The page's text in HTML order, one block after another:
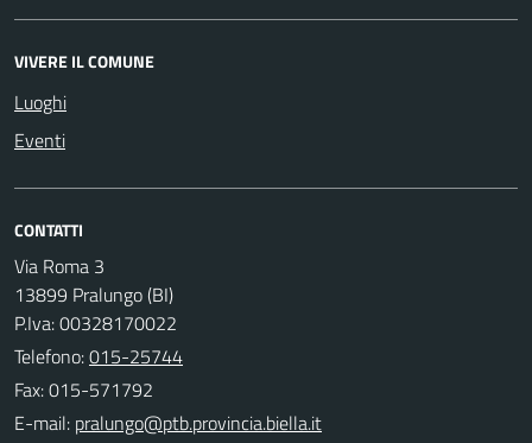
VIVERE IL COMUNE
Luoghi
Eventi
CONTATTI
Via Roma 3
13899 Pralungo (BI)
P.Iva: 00328170022
Telefono:015-25744
Fax: 015-571792
E-mail: